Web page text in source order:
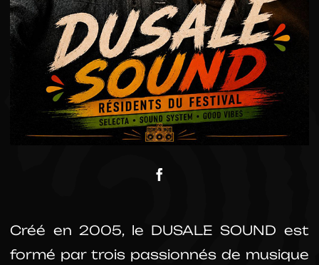
Créé en 2005, le DUSALE SOUND est
formé par trois passionnés de musique